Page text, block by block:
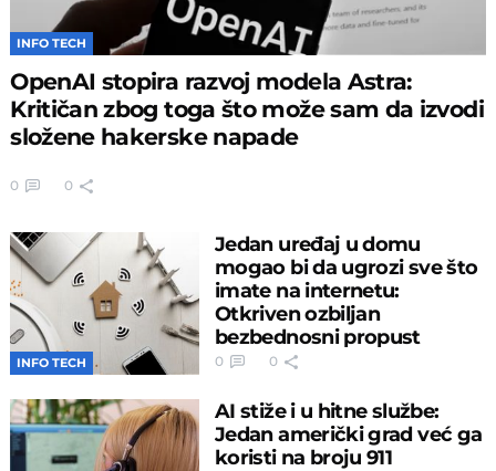
INFO TECH
OpenAI stopira razvoj modela Astra:
Kritičan zbog toga što može sam da izvodi
složene hakerske napade
0 0
INFO TECH
Jedan uređaj u domu
mogao bi da ugrozi sve što
imate na internetu:
Otkriven ozbiljan
bezbednosni propust
0 0
AI stiže i u hitne službe:
Jedan američki grad već ga
koristi na broju 911